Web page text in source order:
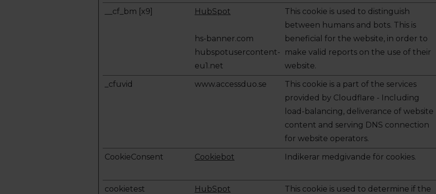
__cf_bm [x9] HubSpot
hs-banner.com
hubspotusercontent-
eu1.net
This cookie is used to distinguish
between humans and bots. This is
beneficial for the website, in order to
make valid reports on the use of their
website.
_cfuvid www.accessduo.se
This cookie is a part of the services
provided by Cloudflare - Including
load-balancing, deliverance of website
content and serving DNS connection
for website operators.
CookieConsent Cookiebot Indikerar medgivande för cookies.
cookietest
HubSpot This cookie is used to determine if the